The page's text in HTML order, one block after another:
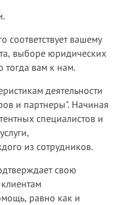
соответствует вашему
выборе юридических
тогда вам к нам.
деятельности
и партнеры". Начиная
специалистов и
из сотрудников.
свою
клиентам
равно как и